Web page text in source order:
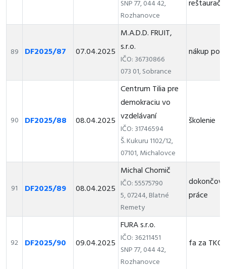
SNP 77, 044 42,
Rozhanovce
89 DF2025/87 07.04.2025
M.A.D.D. FRUIT,
s.r.o.
IČO: 36730866
073 01, Sobrance
nákup
90 DF2025/88 08.04.2025
Centrum Tilia pre
demokraciu vo
vzdelávaní
IČO: 31746594
Š. Kukuru 1102/12,
07101, Michalovce
školenie
91 DF2025/89 08.04.2025
Michal Chomič
IČO: 55575790
5, 07244, Blatné
Remety
práce
92 DF2025/90 09.04.2025
FURA s.r.o.
IČO: 36211451
SNP 77, 044 42,
Rozhanovce
fa za TKO